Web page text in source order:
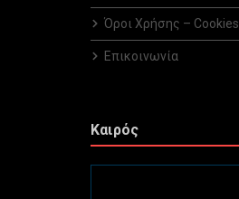
Όροι Χρήσης – Cookies
Επικοινωνία
Καιρός